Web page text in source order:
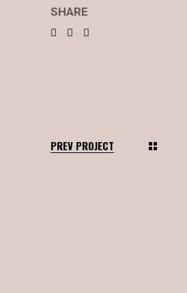
SHARE
PREV PROJECT